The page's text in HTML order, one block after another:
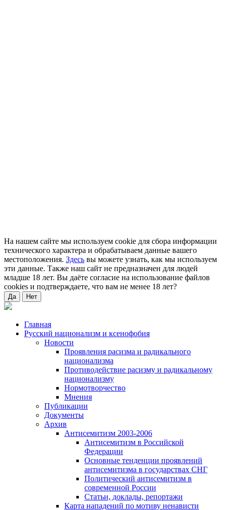
На нашем сайте мы используем cookie для сбора информации
технического характера и обрабатываем данные вашего
местоположения. Здесь вы можете узнать, как мы используем
эти данные. Также наш сайт не предназначен для людей
младше 18 лет. Вы даёте согласие на использование файлов
cookies и подтверждаете, что вам не менее 18 лет?
Да Нет
Главная
Русский национализм и ксенофобия
Новости
Проявления расизма и радикального
национализма
Противодействие расизму и радикальному
национализму
Нормотворчество
Мнения
Публикации
Документы
Архив
Антисемитизм 2003-2006
Антисемитизм в Российской
Федерации
Основные тенденции проявлений
антисемитизма в государствах СНГ
Политический антисемитизм в
современной России
Статьи, доклады, репортажи
Карта нападений по мотиву ненависти